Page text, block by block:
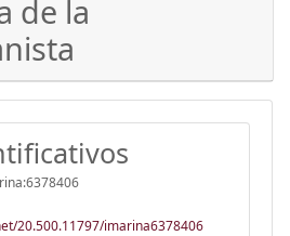
de la
20.500.11797/imarina6378406